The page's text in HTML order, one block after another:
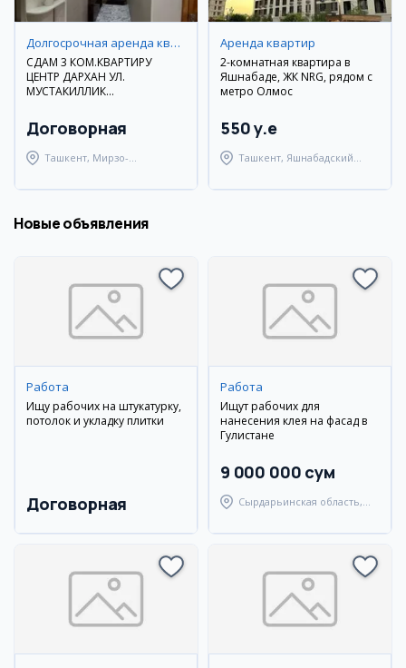
Долгосрочная аренда квартир
СДАМ 3 КОМ.КВАРТИРУ
ЦЕНТР ДАРХАН УЛ.
МУСТАКИЛЛИК
Договорная
Ташкент, Мирзо-
Аренда квартир
2-комнатная квартира в
Яшнабаде, ЖК NRG, рядом с
метро Олмос
550 y.e
Ташкент, Яшнабадский
Новые объявления
Работа
Ищу рабочих на штукатурку,
потолок и укладку плитки
Договорная
Работа
Ищут рабочих для
нанесения клея на фасад в
Гулистане
9 000 000 сум
Сырдарьинская область,